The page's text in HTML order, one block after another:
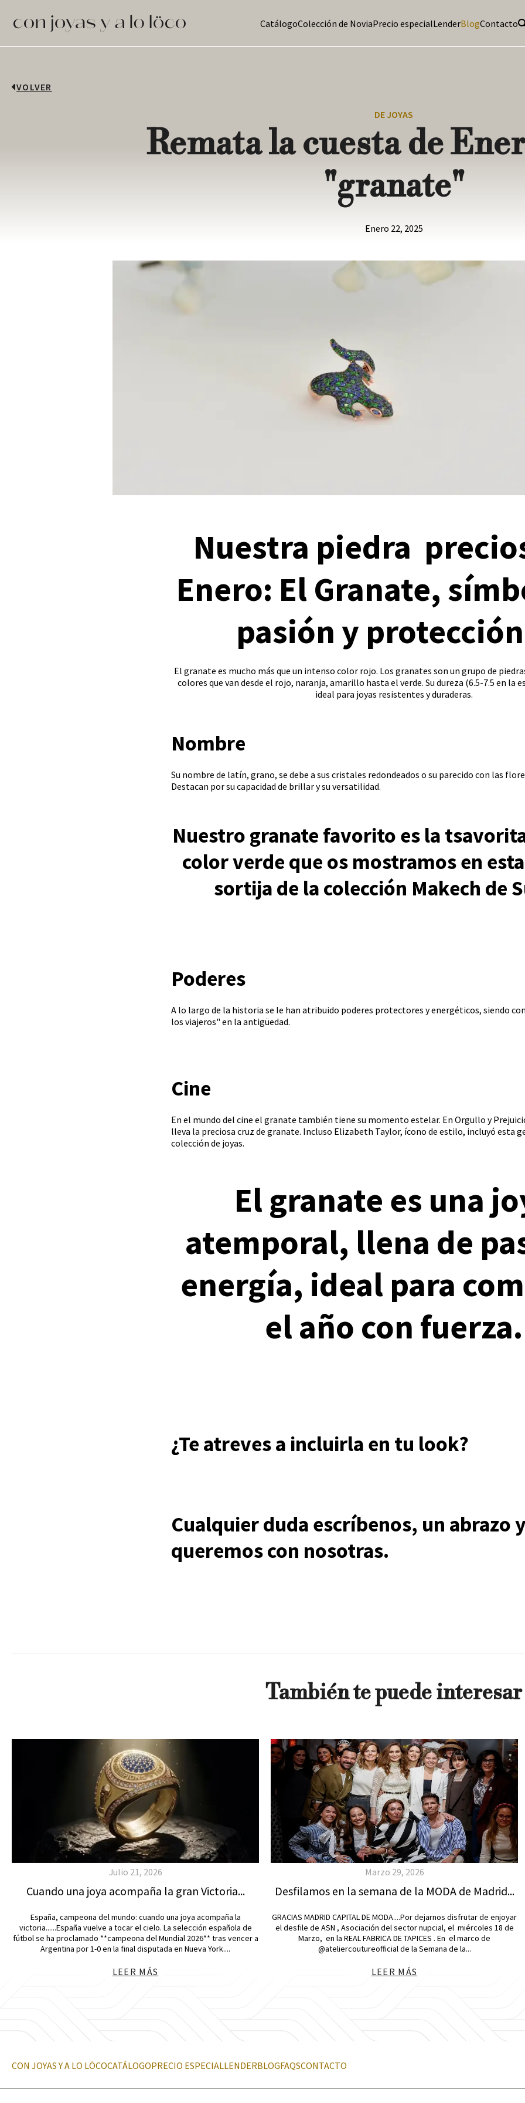
CatálogoColección de NoviaPrecio especialLenderBlogContacto
VOLVER
DE JOYAS
Remata la cuesta de
"granate"
Enero 22, 2025
Nuestra piedra
Enero: El Granate,
pasión y
El granate es mucho más que un intenso color rojo. Los granates son un grupo de
colores que van desde el rojo, naranja, amarillo hasta el verde. Su dureza (6.5-7.5 en la
ideal para joyas resistentes y duraderas.
Nombre
Su nombre de latín, grano, se debe a sus cristales redondeados o su parecido con las
Destacan por su capacidad de brillar y su versatilidad.
Nuestro granate favorito es la
color verde que os mostramos en
sortija de la colección Makech de
Poderes
A lo largo de la historia se le han atribuido poderes protectores y energéticos, siendo
los viajeros" en la antigüedad.
Cine
En el mundo del cine el granate también tiene su momento estelar. En Orgullo y
lleva la preciosa cruz de granate. Incluso Elizabeth Taylor, ícono de estilo, incluyó esta
colección de joyas.
El granate es una
atemporal, llena de
energía, ideal para
el año con fuerza.
¿Te atreves a incluirla en tu look?
Cualquier duda escríbenos, un abrazo
queremos con nosotras.
También te puede interesar
Julio 21, 2026
Cuando una joya acompaña la gran Victoria...
España, campeona del mundo: cuando una joya acompaña la
victoria......España vuelve a tocar el cielo. La selección española de
fútbol se ha proclamado **campeona del Mundial 2026** tras vencer a
Argentina por 1-0 en la final disputada en Nueva York....
LEER MÁS
Marzo 29, 2026
Desfilamos en la semana de la MODA de Madrid...
GRACIAS MADRID CAPITAL DE MODA....Por dejarnos disfrutar de enjoyar
el desfile de ASN , Asociación del sector nupcial, el miércoles 18 de
Marzo, en la REAL FABRICA DE TAPICES . En el marco de
@ateliercoutureofficial de la Semana de la...
LEER MÁS
CON JOYAS Y A LO LÖCOCATÁLOGOPRECIO ESPECIALLENDERBLOGFAQSCONTACTO